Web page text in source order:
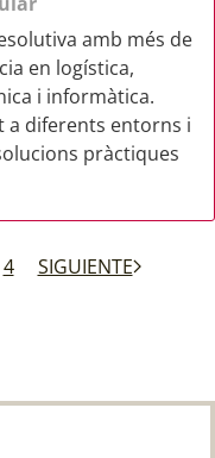
amb més de
en logística,
i informàtica.
a diferents entorns i
pràctiques
4 SIGUIENTE